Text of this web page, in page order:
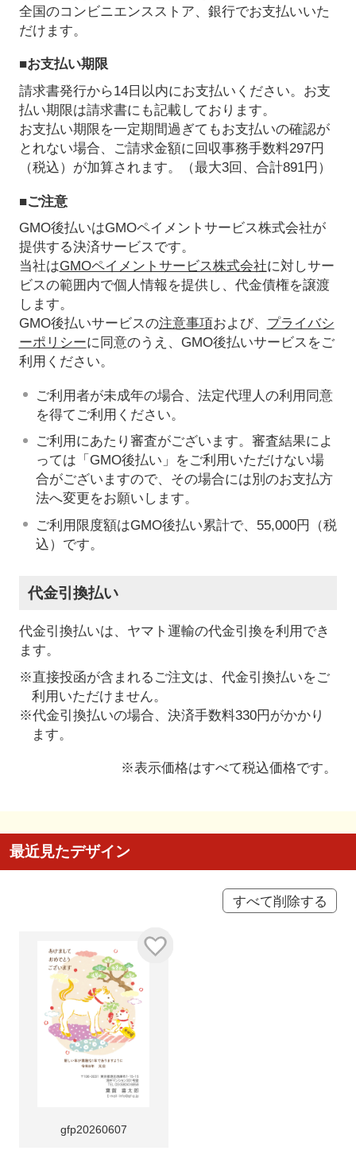
全国のコンビニエンスストア、銀行でお支払いいた
だけます。
■お支払い期限
請求書発行から14日以内にお支払いください。お支
払い期限は請求書にも記載しております。
お支払い期限を一定期間過ぎてもお支払いの確認が
とれない場合、ご請求金額に回収事務手数料297円
（税込）が加算されます。（最大3回、合計891円）
■ご注意
GMO後払いはGMOペイメントサービス株式会社が
提供する決済サービスです。
当社はGMOペイメントサービス株式会社に対しサー
ビスの範囲内で個人情報を提供し、代金債権を譲渡
します。
GMO後払いサービスの注意事項および、 プライバシ
ーポリシーに同意のうえ、GMO後払いサービスをご
利用ください。
ご利用者が未成年の場合、法定代理人の利用同意
を得てご利用ください。
ご利用にあたり審査がございます。審査結果によ
っては「GMO後払い」をご利用いただけない場
合がございますので、その場合には別のお支払方
法へ変更をお願いします。
ご利用限度額はGMO後払い累計で、55,000円（税
込）です。
代金引換払い
代金引換払いは、ヤマト運輸の代金引換を利用でき
ます。
※直接投函が含まれるご注文は、代金引換払いをご
利用いただけません。
※代金引換払いの場合、決済手数料330円がかかり
ます。
※表示価格はすべて税込価格です。
最近見たデザイン
すべて削除する
gfp20260607